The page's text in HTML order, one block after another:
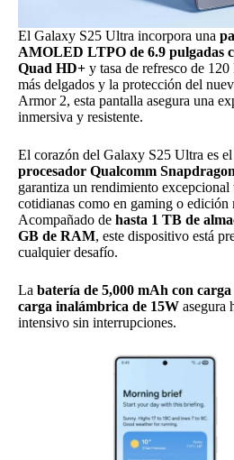
El Galaxy S25 Ultra incorpora una
AMOLED LTPO de 6.9 pulgadas
Quad HD+ y tasa de refresco de
más delgados y la protección del
Armor 2, esta pantalla asegura una
inmersiva y resistente.
El corazón del Galaxy S25 Ultra es el
procesador Qualcomm
garantiza un rendimiento excepcional
cotidianas como en gaming o edición
Acompañado de hasta 1 TB de
GB de RAM, este dispositivo está
cualquier desafío.
La batería de 5,000 mAh con
carga inalámbrica de 15W asegura
intensivo sin interrupciones.